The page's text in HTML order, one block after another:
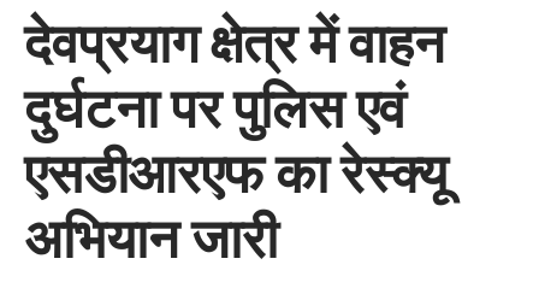
देवप्रयाग क्षेत्र में वाहन
दुर्घटना पर पुलिस एवं
एसडीआरएफ का रेस्क्यू
अभियान जारी